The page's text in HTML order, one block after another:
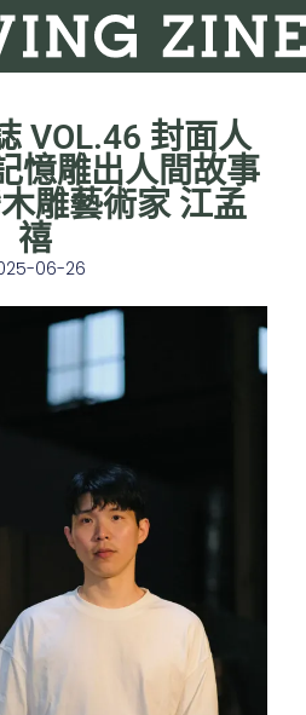
VOL.46 封面人
憶雕出人間故事
木雕藝術家 江孟
禧
06-26